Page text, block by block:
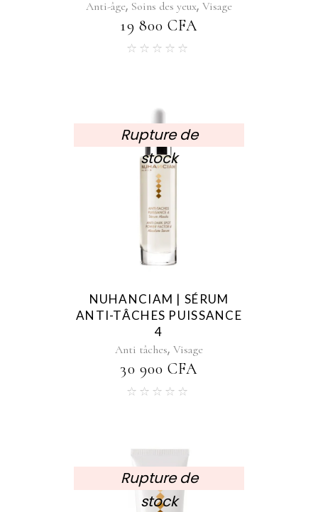
Anti-âge, Soins des yeux, Visage
19 800CFA
Rupture de
stock
NUHANCIAM | SÉRUM
ANTI-TÂCHES PUISSANCE
4
Anti tâches, Visage
30 900CFA
Rupture de
stock